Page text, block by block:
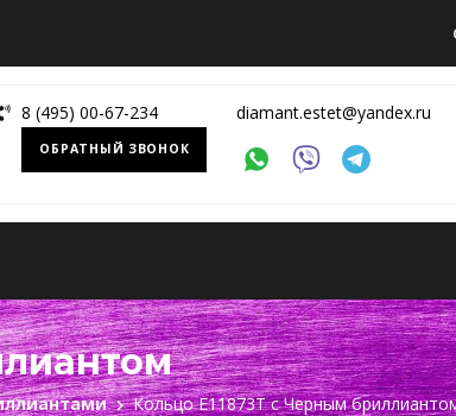
8 (495) 00-67-234
ОБРАТНЫЙ ЗВОНОК
diamant.estet@yandex.ru
Кольцо Е11873Т с Черным